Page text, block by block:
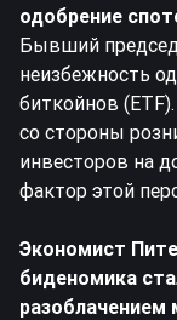
одобрение
Бывший
неизбежность
биткойнов
со стороны
инвесторов на
фактор этой
Экономист
биденомика
разоблачением